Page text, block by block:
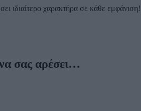
ιδιαίτερο χαρακτήρα σε κάθε εμφάνιση!
σας αρέσει…